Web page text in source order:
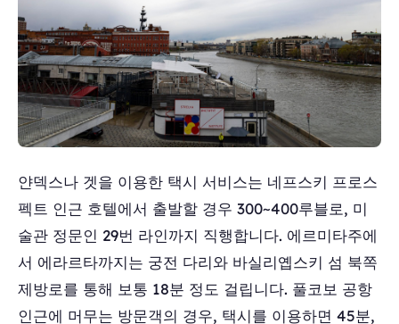
얀덱스나 겟을 이용한 택시 서비스는 네프스키 프로스
펙트 인근 호텔에서 출발할 경우 300~400루블로, 미
술관 정문인 29번 라인까지 직행합니다. 에르미타주에
서 에라르타까지는 궁전 다리와 바실리옙스키 섬 북쪽
제방로를 통해 보통 18분 정도 걸립니다. 풀코보 공항
인근에 머무는 방문객의 경우, 택시를 이용하면 45분,